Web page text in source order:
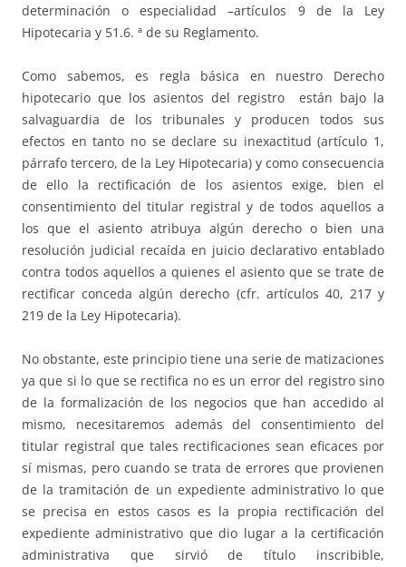
determinación o especialidad –artículos 9 de la Ley
Hipotecaria y 51.6. ª de su Reglamento.
Como sabemos, es regla básica en nuestro Derecho
hipotecario que los asientos del registro están bajo la
salvaguardia de los tribunales y producen todos sus
efectos en tanto no se declare su inexactitud (artículo 1,
párrafo tercero, de la Ley Hipotecaria) y como consecuencia
de ello la rectificación de los asientos exige, bien el
consentimiento del titular registral y de todos aquellos a
los que el asiento atribuya algún derecho o bien una
resolución judicial recaída en juicio declarativo entablado
contra todos aquellos a quienes el asiento que se trate de
rectificar conceda algún derecho (cfr. artículos 40, 217 y
219 de la Ley Hipotecaria).
No obstante, este principio tiene una serie de matizaciones
ya que si lo que se rectifica no es un error del registro sino
de la formalización de los negocios que han accedido al
mismo, necesitaremos además del consentimiento del
titular registral que tales rectificaciones sean eficaces por
sí mismas, pero cuando se trata de errores que provienen
de la tramitación de un expediente administrativo lo que
se precisa en estos casos es la propia rectificación del
expediente administrativo que dio lugar a la certificación
administrativa que sirvió de título inscribible,